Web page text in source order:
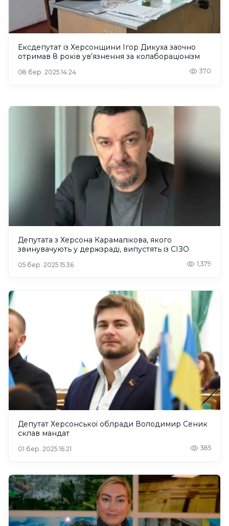
Ексдепутат із Херсонщини Ігор Дикуха заочно
отримав 8 років ув’язнення за колабораціонізм
08 бер. 2025 14:24 370
Депутата з Херсона Карамалікова, якого
звинувачують у держзраді, випустять із СІЗО
05 бер. 2025 15:36 1,379
Депутат Херсонської облради Володимир Сеник
склав мандат
01 бер. 2025 16:21 385